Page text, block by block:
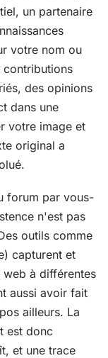
un partenaire
votre nom ou
des opinions
dans une
votre image et
original a
forum par vous-
n'est pas
outils comme
capturent et
web à différentes
aussi avoir fait
ailleurs. La
est donc
et une trace